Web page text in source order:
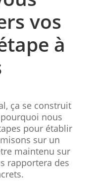
vos
à
ça se construit
pourquoi nous
pour établir
sur un
maintenu sur
rapportera des